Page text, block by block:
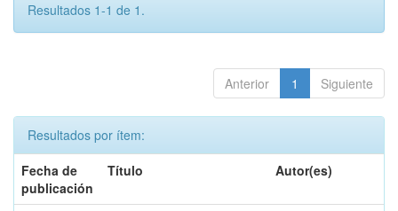
Resultados 1-1 de 1.
Anterior 1 Siguiente
Resultados por ítem:
Fecha de
publicación
Título Autor(es)